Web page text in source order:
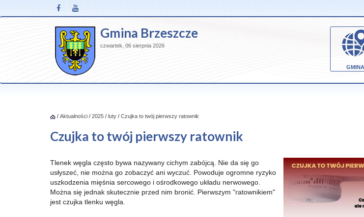
Gmina Brzeszcze
czwartek, 06 sierpnia 2026
GMINA
/ Aktualności / 2025 / luty / Czujka to twój pierwszy ratownik
Czujka to twój pierwszy ratownik
Tlenek węgla często bywa nazywany cichym zabójcą. Nie da się go
usłyszeć, nie można go zobaczyć ani wyczuć. Powoduje ogromne ryzyko
uszkodzenia mięśnia sercowego i ośrodkowego układu nerwowego.
Można się jednak skutecznie przed nim bronić. Pierwszym "ratownikiem"
jest czujka tlenku węgla.